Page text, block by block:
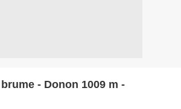
- Donon 1009 m -